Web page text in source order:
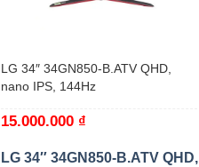
LG 34″ 34GN850-B.ATV QHD,
nano IPS, 144Hz
15.000.000 ₫
LG 34″ 34GN850-B.ATV QHD,